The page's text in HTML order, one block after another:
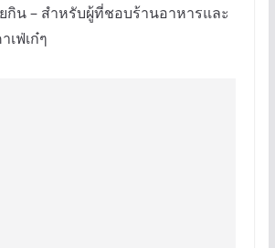
กิน – สำหรับผู้ที่ชอบร้านอาหารและ
เฟ่เก๋ๆ